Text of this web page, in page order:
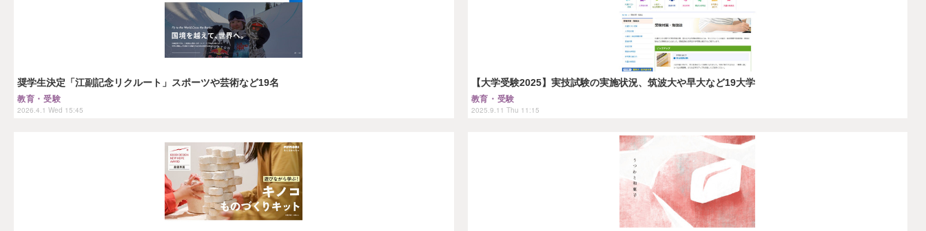
奨学生決定「江副記念リクルート」スポーツや芸術など19名
教育・受験
2026.4.1 Wed 15:45
【大学受験2025】実技試験の実施状況、筑波大や早大など19大学
教育・受験
2025.9.11 Thu 11:15